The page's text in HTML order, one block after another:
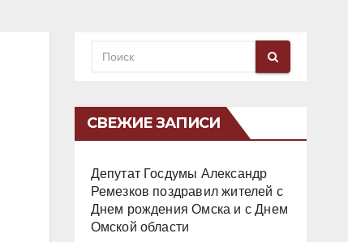
СВЕЖИЕ ЗАПИСИ
Депутат Госдумы Александр
Ремезков поздравил жителей с
Днем рождения Омска и с Днем
Омской области